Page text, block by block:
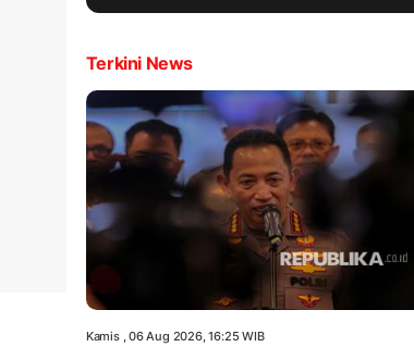
Terkini News
Kamis , 06 Aug 2026, 16:25 WIB